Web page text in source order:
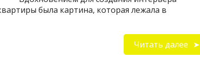
была картина, которая лежала в
Читать далее